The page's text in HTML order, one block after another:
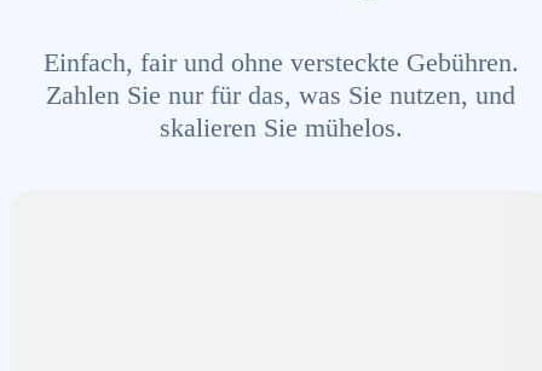
Einfach, fair und ohne versteckte Gebühren.
Zahlen Sie nur für das, was Sie nutzen, und
skalieren Sie mühelos.